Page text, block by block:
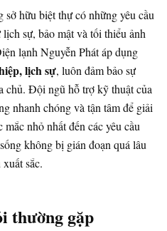
hữu biệt thự có những yêu cầu
sự, bảo mật và tối thiểu ảnh
lạnh Nguyễn Phát áp dụng
lịch sự, luôn đảm bảo sự
chủ. Đội ngũ hỗ trợ kỹ thuật của
nhanh chóng và tận tâm để giải
nhỏ nhất đến các yêu cầu
không bị gián đoạn quá lâu
sắc.
thường gặp